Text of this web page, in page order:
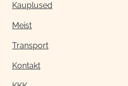
Kauplused
Meist
Transport
Kontakt